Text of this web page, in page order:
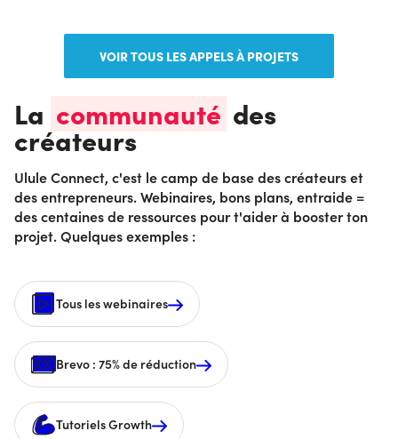
VOIR TOUS LES APPELS À PROJETS
La communauté des
créateurs
Ulule Connect, c'est le camp de base des créateurs et
des entrepreneurs. Webinaires, bons plans, entraide =
des centaines de ressources pour t'aider à booster ton
projet. Quelques exemples :
Tous les webinaires
Brevo : 75% de réduction
Tutoriels Growth